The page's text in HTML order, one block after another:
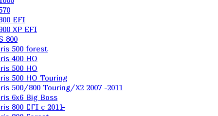
EFI
XP EFI
800
500 forest
400 HO
500 HO
500 HO Touring
500/800 Touring/X2 2007 -2011
6х6 Big Boss
800 EFI с 2011-